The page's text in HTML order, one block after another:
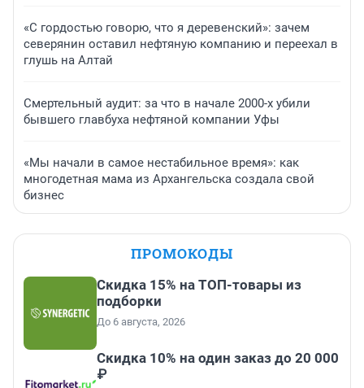
«С гордостью говорю, что я деревенский»: зачем
северянин оставил нефтяную компанию и переехал в
глушь на Алтай
Смертельный аудит: за что в начале 2000-х убили
бывшего главбуха нефтяной компании Уфы
«Мы начали в самое нестабильное время»: как
многодетная мама из Архангельска создала свой
бизнес
ПРОМОКОДЫ
Скидка 15% на ТОП-товары из
подборки
До 6 августа, 2026
Скидка 10% на один заказ до 20 000
₽